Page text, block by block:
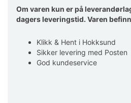
Om varen kun er på
dagers leveringstid. Varen
Klikk & Hent i Hokksund
Sikker levering med Posten
God kundeservice